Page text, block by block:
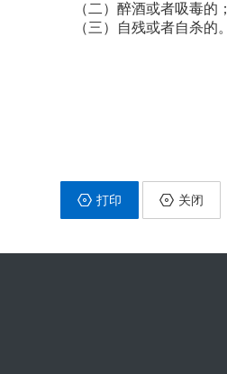
（二）醉酒或者吸毒的；
（三）自残或者自杀的。
打印 关闭